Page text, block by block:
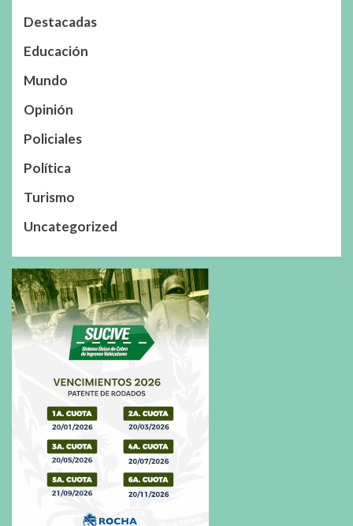
Destacadas
Educación
Mundo
Opinión
Policiales
Política
Turismo
Uncategorized